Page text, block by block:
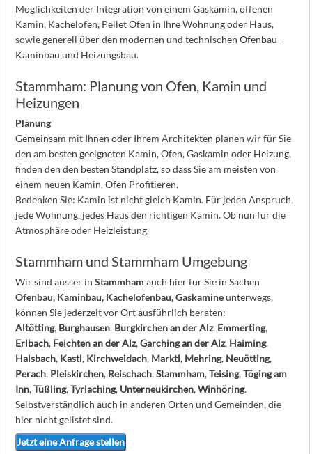
Möglichkeiten der Integration von einem Gaskamin, offenen
Kamin, Kachelofen, Pellet Ofen in Ihre Wohnung oder Haus,
sowie generell über den modernen und technischen Ofenbau -
Kaminbau und Heizungsbau.
Stammham: Planung von Ofen, Kamin und
Heizungen
Planung
Gemeinsam mit Ihnen oder Ihrem Architekten planen wir für Sie
den am besten geeigneten Kamin, Ofen, Gaskamin oder Heizung,
finden den den besten Standplatz, so dass Sie am meisten von
einem neuen Kamin, Ofen Profitieren.
Bedenken Sie: Kamin ist nicht gleich Kamin. Für jeden Anspruch,
jede Wohnung, jedes Haus den richtigen Kamin. Ob nun für die
Atmosphäre oder Heizleistung.
Stammham und Stammham Umgebung
Wir sind ausser inStammhamauch hier für Sie in Sachen
Ofenbau, Kaminbau, Kachelofenbau, Gaskamineunterwegs,
können Sie jederzeit vor Ort ausführlich beraten:
Altötting, Burghausen, Burgkirchen an der Alz, Emmerting,
Erlbach, Feichten an der Alz,Garching an der Alz, Haiming,
Halsbach, Kastl, Kirchweidach, Marktl, Mehring, Neuötting,
Perach, Pleiskirchen, Reischach,Stammham,Teising,Töging am
Inn,Tüßling,Tyrlaching, Unterneukirchen,Winhöring.
Selbstverständlich auch in anderen Orten und Gemeinden, die
hier nicht gelistet sind.
Jetzt eine Anfrage stellen